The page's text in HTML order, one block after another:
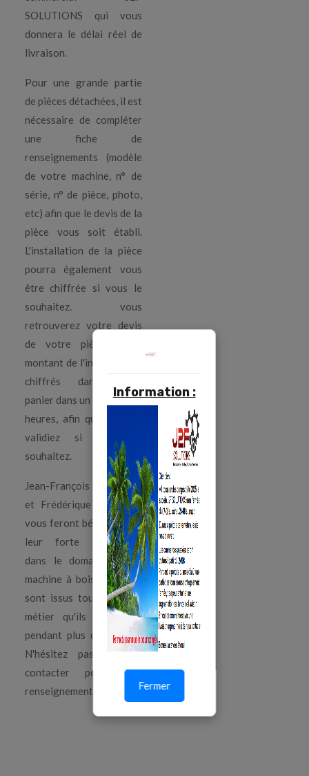
SOLUTIONS qui vous
donnera le délai réel de
livraison.
Pour une grande partie
de pièces détachées, il est
nécessaire de compléter
une fiche de
renseignements (modèle
de votre machine, n° de
série, n° de pièce, photo,
etc) afin que le devis de la
pièce vous soit établi.
L'installation de la pièce
pourra également vous
être chiffrée si vous le
souhaitez. vous
retrouverez votre devis
de votre pièce et le
montant de l'intervention
chiffrés dans votre
panier dans un délai de 24
heures, afin que vous le
validiez si vous le
souhaitez.
Jean-François DONNAY
et Frédérique DONNAY
vous feront bénéficier de
leur forte expérience
dans le domaine de la
machine à bois puisqu'ils
sont issus tous deux du
métier qu'ils ont servi
pendant plus de 25 ans.
N'hésitez pas à nous
contacter pour tous
renseignements.
Information :
Fermer